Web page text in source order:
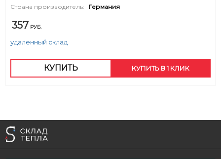
Страна производитель:
Германия
357 РУБ.
удаленный склад
КУПИТЬ КУПИТЬ В 1 КЛИК